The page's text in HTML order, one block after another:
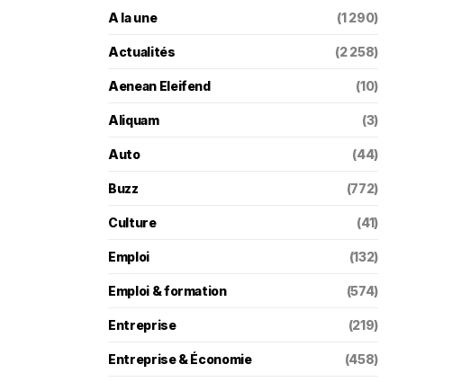
A la une (1 290)
Actualités (2 258)
Aenean Eleifend (10)
Aliquam (3)
Auto (44)
Buzz (772)
Culture (41)
Emploi (132)
Emploi & formation (574)
Entreprise (219)
Entreprise & Économie (458)